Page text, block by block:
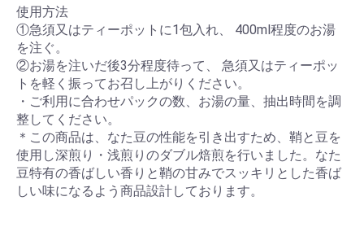
使用方法
①急須又はティーポットに1包入れ、 400ml程度のお湯
を注ぐ。
②お湯を注いだ後3分程度待って、 急須又はティーポッ
トを軽く振ってお召し上がりください。
・ご利用に合わせパックの数、お湯の量、抽出時間を調
整してください。
＊この商品は、なた豆の性能を引き出すため、鞘と豆を
使用し深煎り・浅煎りのダブル焙煎を行いました。なた
豆特有の香ばしい香りと鞘の甘みでスッキリとした香ば
しい味になるよう商品設計しております。